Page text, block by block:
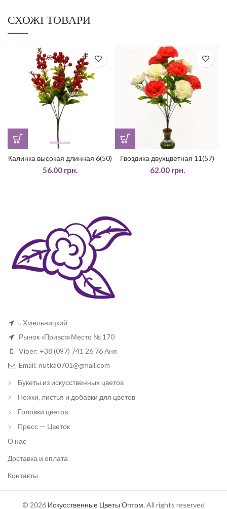
СХОЖІ ТОВАРИ
Калинка высокая длинная 6(50)
56.00 грн.
Гвоздика двухцветная 11(57)
62.00 грн.
г. Хмельницкий
Рынок «Привоз»Место № 170
Viber: +38 (097) 741 26 76 Аня
Email: nutka0701@gmail.com
Букеты из искусственных цветов
Ножки, листья и добавки для цветов
Головки цветов
Пресс — Цветок
О нас
Доставка и оплата
Контакты
© 2026 Искусственные Цветы Оптом. All rights reserved